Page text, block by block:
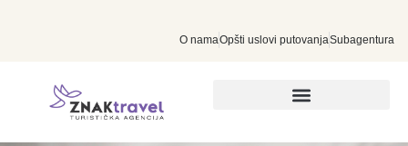
O namaOpšti uslovi putovanjaSubagentura